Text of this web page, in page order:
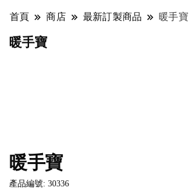
首頁 商店 最新訂製商品 暖手寶
暖手寶
暖手寶
產品編號: 30336